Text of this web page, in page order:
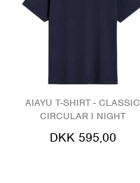
AIAYU T-SHIRT - CLASSIC
CIRCULAR I NIGHT
DKK 595,00